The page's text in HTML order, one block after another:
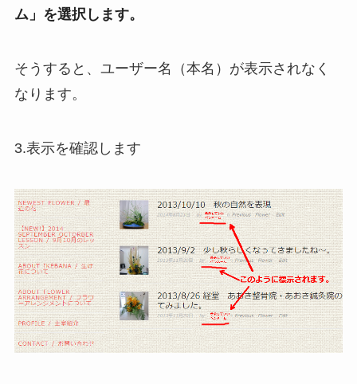
ム」を選択します。
そうすると、ユーザー名（本名）が表示されなく
なります。
3.表示を確認します